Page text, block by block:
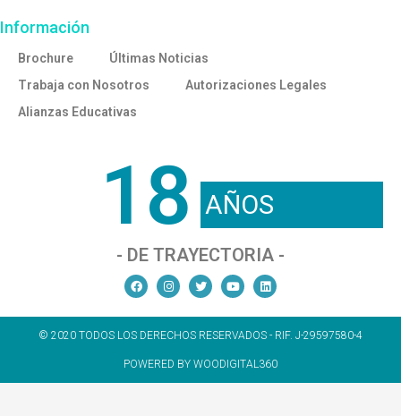
Información
Brochure
Últimas Noticias
Trabaja con Nosotros
Autorizaciones Legales
Alianzas Educativas
18 AÑOS
- DE TRAYECTORIA -
© 2020 TODOS LOS DERECHOS RESERVADOS - RIF. J-29597580-4
POWERED BY WOODIGITAL360